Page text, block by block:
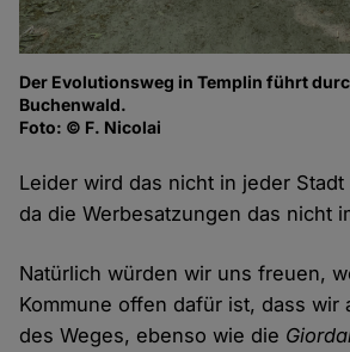
Der Evolutionsweg in Templin führt
Buchenwald.
Foto: © F. Nicolai
Leider wird das nicht in jeder
da die Werbesatzungen das nicht
Natürlich würden wir uns freuen,
Kommune offen dafür ist, dass wir
des Weges, ebenso wie die